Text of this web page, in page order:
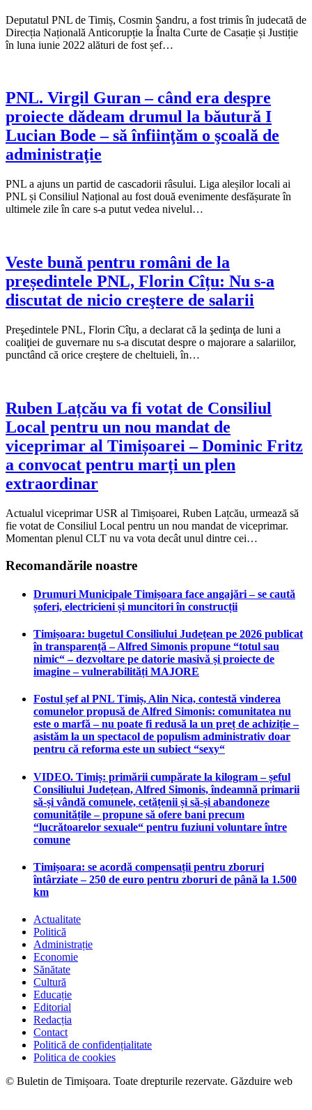
Deputatul PNL de Timiș, Cosmin Șandru, a fost trimis în judecată de
Direcția Națională Anticorupție la Înalta Curte de Casație și Justiție
în luna iunie 2022 alături de fost șef…
PNL. Virgil Guran – când era despre
proiecte dădeam drumul la băutură I
Lucian Bode – să înfiinţăm o şcoală de
administraţie
PNL a ajuns un partid de cascadorii râsului. Liga aleșilor locali ai
PNL și Consiliul Național au fost două evenimente desfășurate în
ultimele zile în care s-a putut vedea nivelul…
Veste bună pentru români de la
președintele PNL, Florin Cîțu: Nu s-a
discutat de nicio creştere de salarii
Preşedintele PNL, Florin Cîţu, a declarat că la şedinţa de luni a
coaliţiei de guvernare nu s-a discutat despre o majorare a salariilor,
punctând că orice creştere de cheltuieli, în…
Ruben Lațcău va fi votat de Consiliul
Local pentru un nou mandat de
viceprimar al Timișoarei – Dominic Fritz
a convocat pentru marți un plen
extraordinar
Actualul viceprimar USR al Timișoarei, Ruben Lațcău, urmează să
fie votat de Consiliul Local pentru un nou mandat de viceprimar.
Momentan plenul CLT nu va vota decât unul dintre cei…
Recomandările noastre
Drumuri Municipale Timișoara face angajări – se caută
șoferi, electricieni și muncitori în construcții
Timișoara: bugetul Consiliului Județean pe 2026 publicat
în transparență – Alfred Simonis propune “totul sau
nimic“ – dezvoltare pe datorie masivă și proiecte de
imagine – vulnerabilități MAJORE
Fostul șef al PNL Timiș, Alin Nica, contestă vinderea
comunelor propusă de Alfred Simonis: comunitatea nu
este o marfă – nu poate fi redusă la un preț de achiziție –
asistăm la un spectacol de populism administrativ doar
pentru că reforma este un subiect “sexy“
VIDEO. Timiș: primării cumpărate la kilogram – șeful
Consiliului Județean, Alfred Simonis, îndeamnă primarii
să-și vândă comunele, cetățenii și să-și abandoneze
comunitățile – propune să ofere bani precum
“lucrătoarelor sexuale“ pentru fuziuni voluntare între
comune
Timișoara: se acordă compensații pentru zboruri
întârziate – 250 de euro pentru zboruri de până la 1.500
km
Actualitate
Politică
Administrație
Economie
Sănătate
Cultură
Educație
Editorial
Redacția
Contact
Politică de confidențialitate
Politica de cookies
© Buletin de Timișoara. Toate drepturile rezervate. Găzduire web